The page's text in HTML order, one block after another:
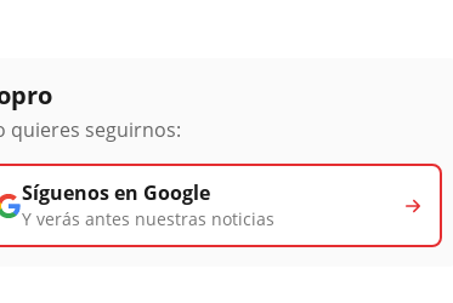
quieres seguirnos:
Síguenos en Google
Y verás antes nuestras noticias